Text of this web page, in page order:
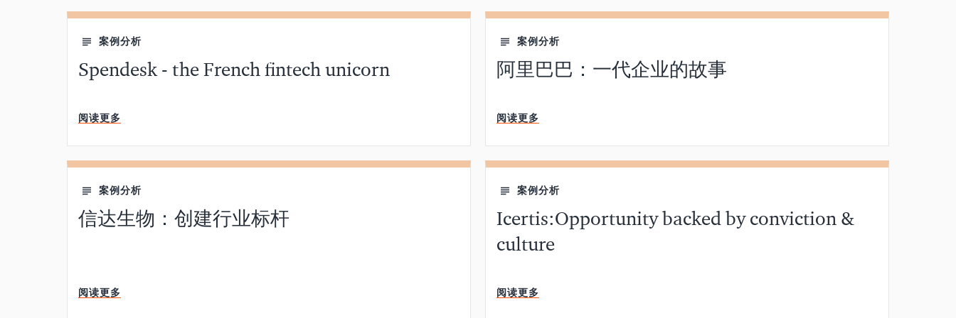
案例分析
Spendesk - the French fintech unicorn
阅读更多
案例分析
阿里巴巴：一代企业的故事
阅读更多
案例分析
信达生物：创建行业标杆
阅读更多
案例分析
Icertis:Opportunity backed by conviction &
culture
阅读更多